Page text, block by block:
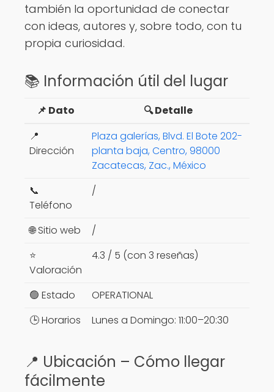
también la oportunidad de conectar
con ideas, autores y, sobre todo, con tu
propia curiosidad.
📚 Información útil del lugar
📌 Dato
🔍 Detalle
📍
Dirección
Plaza galerías, Blvd. El Bote 202-
planta baja, Centro, 98000
Zacatecas, Zac., México
📞
Teléfono
/
🌐 Sitio web
/
⭐
Valoración
4.3 / 5 (con 3 reseñas)
🟢 Estado
OPERATIONAL
🕒 Horarios
Lunes a Domingo: 11:00–20:30
📍 Ubicación – Cómo llegar
fácilmente